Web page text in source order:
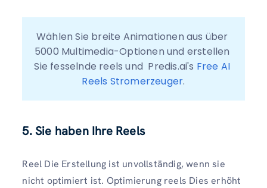
Wählen Sie breite Animationen aus über
5000 Multimedia-Optionen und erstellen
Sie fesselnde reels und  Predis.ai's Free AI
Reels Stromerzeuger.
5. Sie haben Ihre Reels
Reel Die Erstellung ist unvollständig, wenn sie
nicht optimiert ist. Optimierung reels Dies erhöht